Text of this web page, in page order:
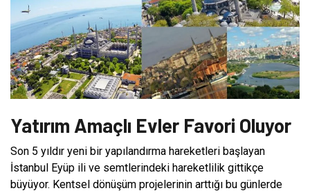
Yatırım Amaçlı Evler Favori Oluyor
Son 5 yıldır yeni bir yapılandırma hareketleri başlayan
İstanbul Eyüp ili ve semtlerindeki hareketlilik gittikçe
büyüyor. Kentsel dönüşüm projelerinin arttığı bu günlerde